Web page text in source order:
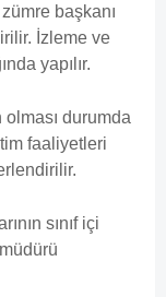
başkanı
İzleme ve
yapılır.
olması durumda
faaliyetleri
sınıf içi